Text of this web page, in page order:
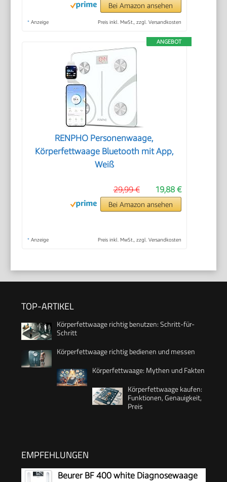
Bei Amazon ansehen
* Anzeige Preis inkl. MwSt., zzgl. Versandkosten
ANGEBOT
RENPHO Personenwaage,
Körperfettwaage Bluetooth mit App,
Weiß
19,88 €
29,99 €
Bei Amazon ansehen
* Anzeige Preis inkl. MwSt., zzgl. Versandkosten
TOP-ARTIKEL
Körperfettwaage richtig benutzen: Schritt-für-
Schritt
Körperfettwaage richtig bedienen und messen
Körperfettwaage: Mythen und Fakten
Körperfettwaage kaufen:
Funktionen, Genauigkeit,
Preis
EMPFEHLUNGEN
Beurer BF 400 white Diagnosewaage